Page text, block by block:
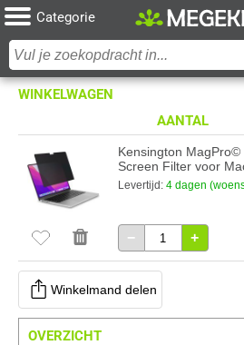
Categorie
WINKELWAGEN
AANTAL
Kensington
Screen Filter voor
Levertijd: 4 dagen
− +
Winkelmand delen
OVERZICHT